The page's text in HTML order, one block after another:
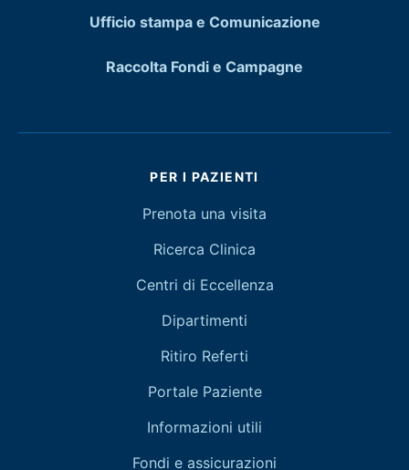
Ufficio stampa e Comunicazione
Raccolta Fondi e Campagne
PER I PAZIENTI
Prenota una visita
Ricerca Clinica
Centri di Eccellenza
Dipartimenti
Ritiro Referti
Portale Paziente
Informazioni utili
Fondi e assicurazioni